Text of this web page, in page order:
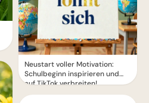
Neustart voller Motivation:
Schulbeginn inspirieren und
auf TikTok verbreiten!